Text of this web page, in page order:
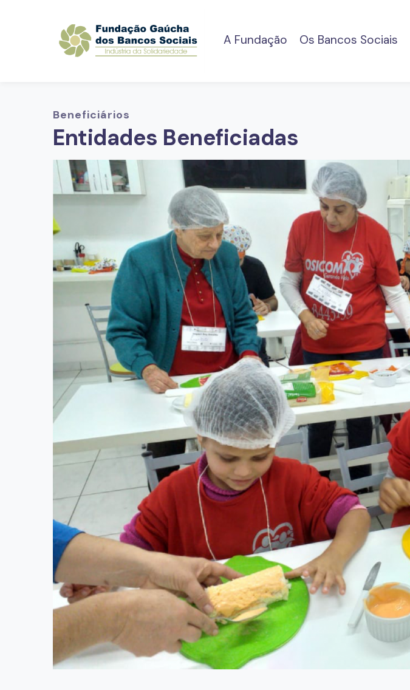
A Fundação (current)
Os Bancos Sociais
Beneficiários
Entidades Beneficiadas